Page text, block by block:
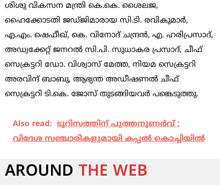
ശിശു വികസന മന്ത്രി കെ.കെ. ശൈലജ,
ഹൈക്കോടതി ജഡ്ജിമാരായ സി.ടി. രവികുമാര്‍,
എ.എം. ഷെഫീഖ്, കെ. വിനോദ് ചന്ദ്രന്‍, എ. ഹരിപ്രസാദ്,
അഡ്വക്കേറ്റ് ജനറല്‍ സി.പി. സുധാകര പ്രസാദ്, ചീഫ്
സെക്രട്ടറി ഡോ. വിശ്വാസ് മേത്ത, നിയമ സെക്രട്ടറി
അരവിന്ദ് ബാബു, ആഭ്യന്ത അഡീഷണല്‍ ചീഫ്
സെക്രട്ടറി ടി.കെ. ജോസ് തുടങ്ങിയവര്‍ പങ്കെടുത്തു.
Also read: ടൂറിസത്തിന് പുത്തനുണര്‍വ് ;
വിദേശ സഞ്ചാരികളുമായി കപ്പല്‍ കൊച്ചിയില്‍
AROUND THE WEB